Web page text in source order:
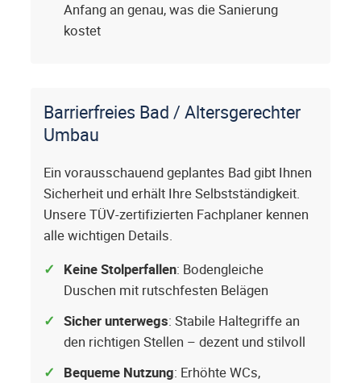
Anfang an genau, was die Sanierung
kostet
Barrierfreies Bad / Altersgerechter
Umbau
Ein vorausschauend geplantes Bad gibt Ihnen
Sicherheit und erhält Ihre Selbstständigkeit.
Unsere TÜV-zertifizierten Fachplaner kennen
alle wichtigen Details.
Keine Stolperfallen: Bodengleiche
Duschen mit rutschfesten Belägen
Sicher unterwegs: Stabile Haltegriffe an
den richtigen Stellen – dezent und stilvoll
Bequeme Nutzung: Erhöhte WCs,